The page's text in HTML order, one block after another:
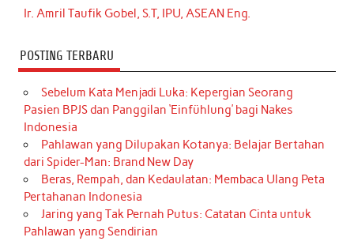
Ir. Amril Taufik Gobel, S.T, IPU, ASEAN Eng.
POSTING TERBARU
Sebelum Kata Menjadi Luka: Kepergian Seorang
Pasien BPJS dan Panggilan ‘Einfühlung’ bagi Nakes
Indonesia
Pahlawan yang Dilupakan Kotanya: Belajar Bertahan
dari Spider-Man: Brand New Day
Beras, Rempah, dan Kedaulatan: Membaca Ulang Peta
Pertahanan Indonesia
Jaring yang Tak Pernah Putus: Catatan Cinta untuk
Pahlawan yang Sendirian